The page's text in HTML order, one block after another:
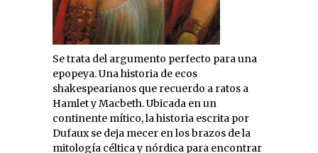
Se trata del argumento perfecto para una
epopeya. Una historia de ecos
shakespearianos que recuerdo a ratos a
Hamlet y Macbeth. Ubicada en un
continente mítico, la historia escrita por
Dufaux se deja mecer en los brazos de la
mitología céltica y nórdica para encontrar